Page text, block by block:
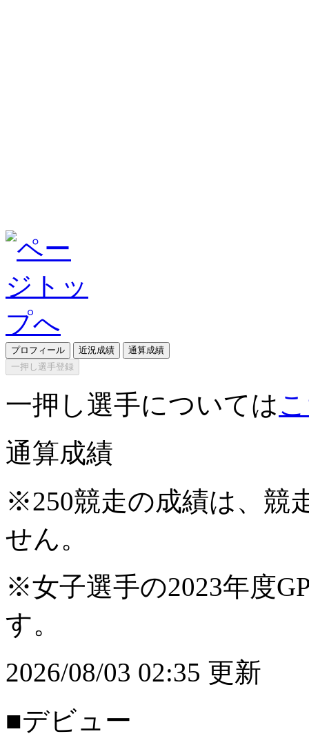
プロフィール 近況成績
通算成績
一押し選手登録
一押し選手については
通算成績
※250競走の成績は、競
せん。
※女子選手の2023年度
す。
2026/08/03 02:35 更新
■デビュー